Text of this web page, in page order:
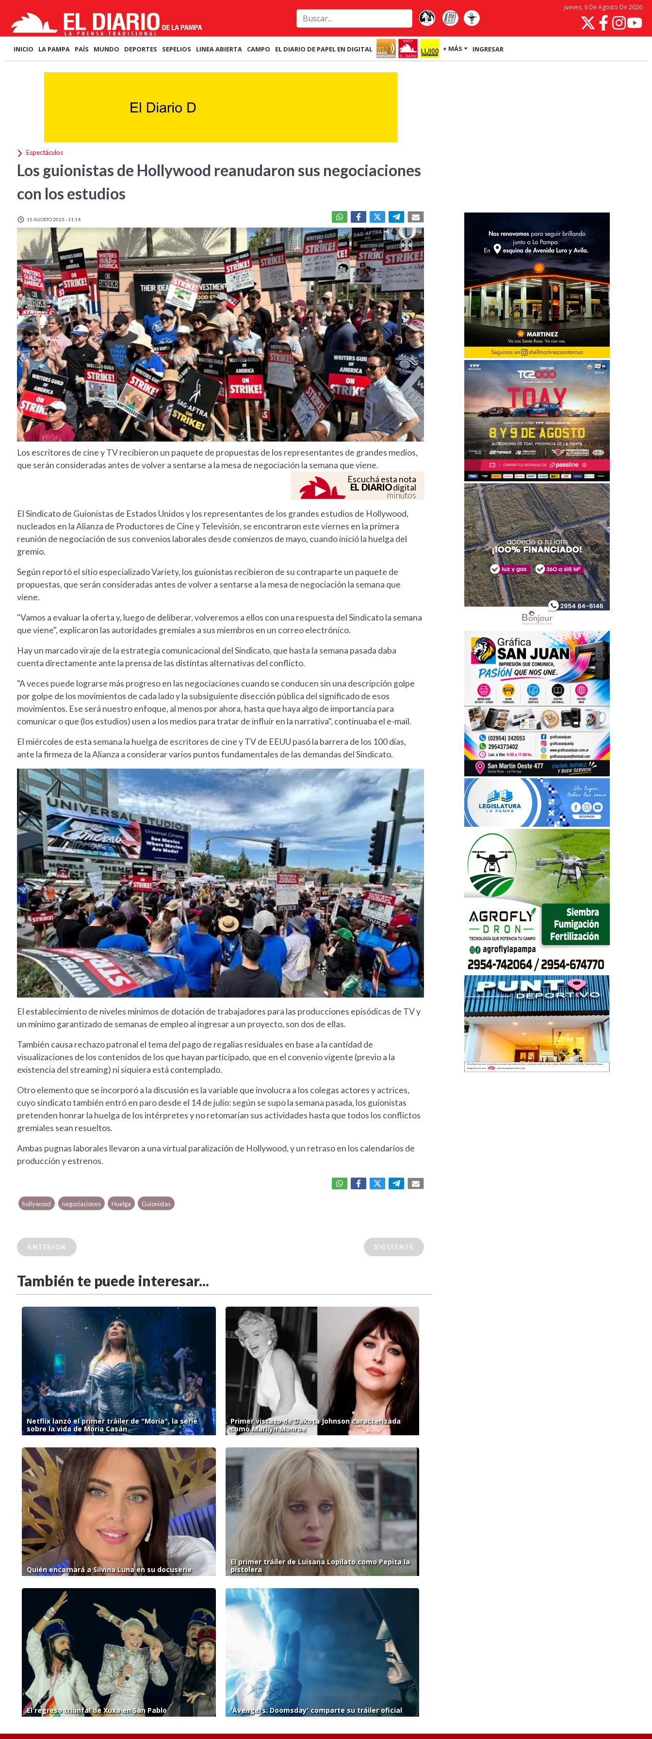
Jueves, 6 De Agosto De 2026
INICIO LA PAMPA PAÍS MUNDO DEPORTES SEPELIOS LINEA ABIERTA CAMPO EL DIARIO DE PAPEL EN DIGITAL + MÁS INGRESAR
Espectáculos
Los guionistas de Hollywood reanudaron sus negociaciones
con los estudios
15 AGOSTO 2023 - 11:14
Los escritores de cine y TV recibieron un paquete de propuestas de los representantes de grandes medios,
que serán consideradas antes de volver a sentarse a la mesa de negociación la semana que viene.
Escuchá esta nota
EL DIARIOdigital
minutos
El Sindicato de Guionistas de Estados Unidos y los representantes de los grandes estudios de Hollywood,
nucleados en la Alianza de Productores de Cine y Televisión, se encontraron este viernes en la primera
reunión de negociación de sus convenios laborales desde comienzos de mayo, cuando inició la huelga del
gremio.
Según reportó el sitio especializado Variety, los guionistas recibieron de su contraparte un paquete de
propuestas, que serán consideradas antes de volver a sentarse a la mesa de negociación la semana que
viene.
"Vamos a evaluar la oferta y, luego de deliberar, volveremos a ellos con una respuesta del Sindicato la semana
que viene", explicaron las autoridades gremiales a sus miembros en un correo electrónico.
Hay un marcado viraje de la estrategia comunicacional del Sindicato, que hasta la semana pasada daba
cuenta directamente ante la prensa de las distintas alternativas del conflicto.
"A veces puede lograrse más progreso en las negociaciones cuando se conducen sin una descripción golpe
por golpe de los movimientos de cada lado y la subsiguiente disección pública del significado de esos
movimientos. Ese será nuestro enfoque, al menos por ahora, hasta que haya algo de importancia para
comunicar o que (los estudios) usen a los medios para tratar de influir en la narrativa", continuaba el e-mail.
El miércoles de esta semana la huelga de escritores de cine y TV de EEUU pasó la barrera de los 100 días,
ante la firmeza de la Alianza a considerar varios puntos fundamentales de las demandas del Sindicato.
El establecimiento de niveles mínimos de dotación de trabajadores para las producciones episódicas de TV y
un mínimo garantizado de semanas de empleo al ingresar a un proyecto, son dos de ellas.
También causa rechazo patronal el tema del pago de regalías residuales en base a la cantidad de
visualizaciones de los contenidos de los que hayan participado, que en el convenio vigente (previo a la
existencia del streaming) ni siquiera está contemplado.
Otro elemento que se incorporó a la discusión es la variable que involucra a los colegas actores y actrices,
cuyo sindicato también entró en paro desde el 14 de julio: según se supo la semana pasada, los guionistas
pretenden honrar la huelga de los intérpretes y no retomarían sus actividades hasta que todos los conflictos
gremiales sean resueltos.
Ambas pugnas laborales llevaron a una virtual paralización de Hollywood, y un retraso en los calendarios de
producción y estrenos.
hollywood negociaciones Huelga Guionistas
ANTERIOR SIGUIENTE
También te puede interesar...
Netflix lanzó el primer tráiler de "Moria", la serie
sobre la vida de Moria Casán
Primer vistazo de Dakota Johnson caracterizada
como Marilyn Monroe
Quién encarnará a Silvina Luna en su docuserie
El primer tráiler de Luisana Lopilato como Pepita la
pistolera
El regreso triunfal de Xuxa en San Pablo 'Avengers: Doomsday' comparte su tráiler oficial